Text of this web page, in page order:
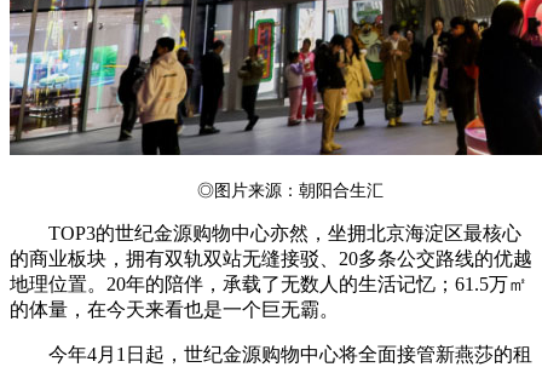
◎图片来源：朝阳合生汇
TOP3的世纪金源购物中心亦然，坐拥北京海淀区最核心
的商业板块，拥有双轨双站无缝接驳、20多条公交路线的优越
地理位置。20年的陪伴，承载了无数人的生活记忆；61.5万㎡
的体量，在今天来看也是一个巨无霸。
今年4月1日起，世纪金源购物中心将全面接管新燕莎的租